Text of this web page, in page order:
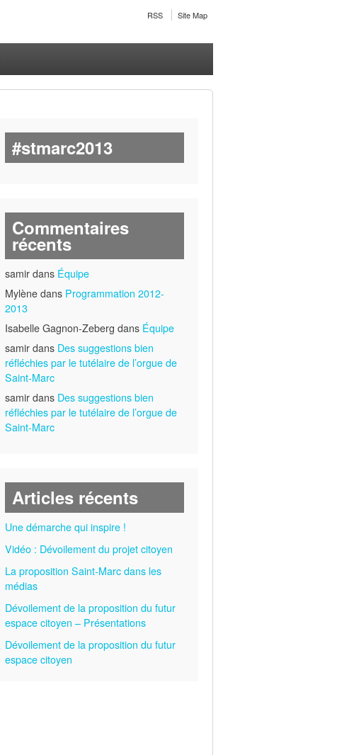
RSS Site Map
#stmarc2013
Commentaires
récents
samir dans Équipe
Mylène dans Programmation 2012-
2013
Isabelle Gagnon-Zeberg dans Équipe
samir dans Des suggestions bien
réfléchies par le tutélaire de l’orgue de
Saint-Marc
samir dans Des suggestions bien
réfléchies par le tutélaire de l’orgue de
Saint-Marc
Articles récents
Une démarche qui inspire !
Vidéo : Dévoilement du projet citoyen
La proposition Saint-Marc dans les
médias
Dévoilement de la proposition du futur
espace citoyen – Présentations
Dévoilement de la proposition du futur
espace citoyen